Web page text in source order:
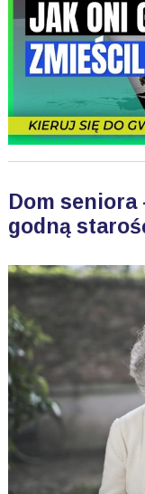
Dom seniora
godną